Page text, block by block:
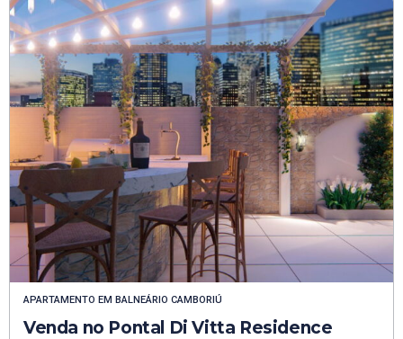
APARTAMENTO EM BALNEÁRIO CAMBORIÚ
Venda no Pontal Di Vitta Residence